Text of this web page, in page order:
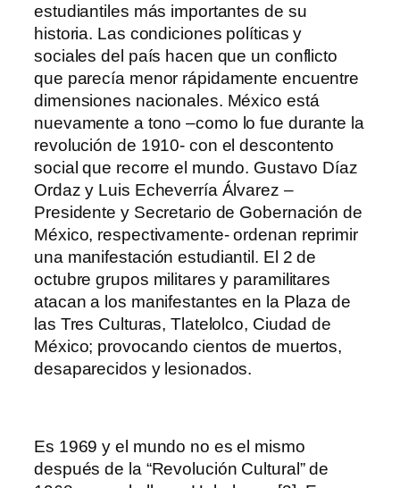
estudiantiles más importantes de su
historia. Las condiciones políticas y
sociales del país hacen que un conflicto
que parecía menor rápidamente encuentre
dimensiones nacionales. México está
nuevamente a tono –como lo fue durante la
revolución de 1910- con el descontento
social que recorre el mundo. Gustavo Díaz
Ordaz y Luis Echeverría Álvarez –
Presidente y Secretario de Gobernación de
México, respectivamente- ordenan reprimir
una manifestación estudiantil. El 2 de
octubre grupos militares y paramilitares
atacan a los manifestantes en la Plaza de
las Tres Culturas, Tlatelolco, Ciudad de
México; provocando cientos de muertos,
desaparecidos y lesionados.
Es 1969 y el mundo no es el mismo
después de la “Revolución Cultural” de